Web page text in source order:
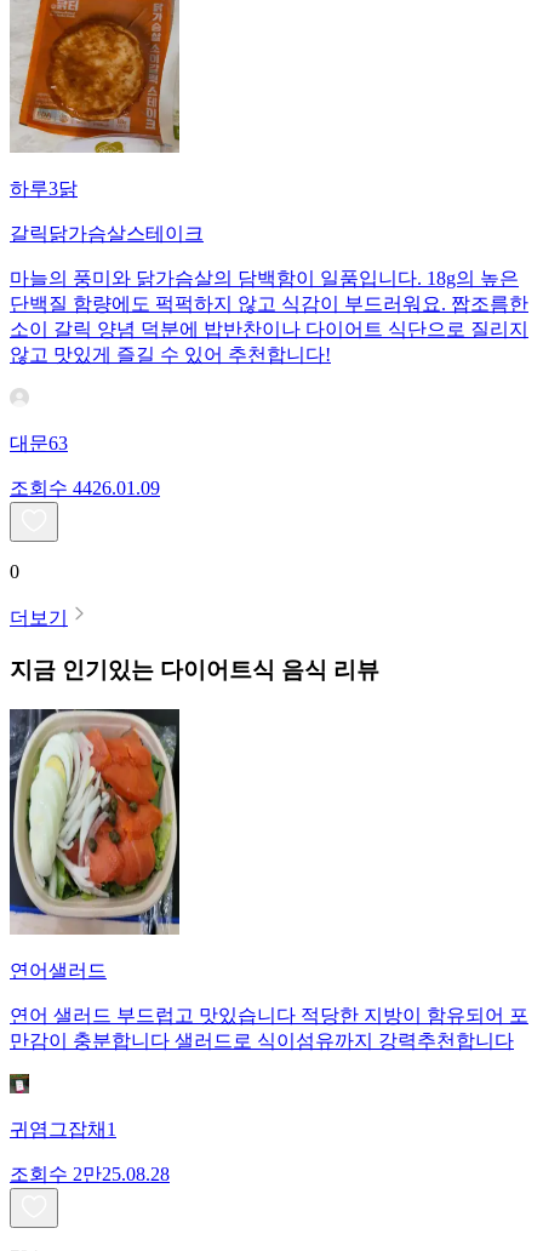
하루3닭
갈릭닭가슴살스테이크
마늘의 풍미와 닭가슴살의 담백함이 일품입니다. 18g의 높은
단백질 함량에도 퍽퍽하지 않고 식감이 부드러워요. 짭조름한
소이 갈릭 양념 덕분에 밥반찬이나 다이어트 식단으로 질리지
않고 맛있게 즐길 수 있어 추천합니다!
대문63
조회수 4426.01.09
0
더보기
지금 인기있는 다이어트식 음식 리뷰
연어샐러드
연어 샐러드 부드럽고 맛있습니다 적당한 지방이 함유되어 포
만감이 충분합니다 샐러드로 식이섬유까지 강력추천합니다
귀염그잡채1
조회수 2만25.08.28